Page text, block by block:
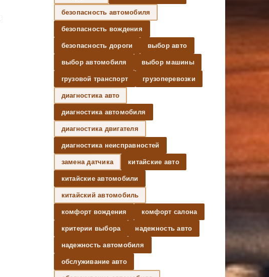
безопасность автомобиля
безопасность вождения
безопасность дороги выбор авто
выбор автомобиля выбор машины
грузовой транспорт грузоперевозки
диагностика авто
диагностика автомобиля
диагностика двигателя
диагностика неисправностей
замена датчика китайские авто
китайские автомобили
китайский автомобиль
комфорт вождения комфорт салона
критерии выбора надежность авто
надежность автомобиля
обслуживание авто